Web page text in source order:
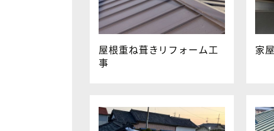
屋根重ね葺きリフォーム工
事
家